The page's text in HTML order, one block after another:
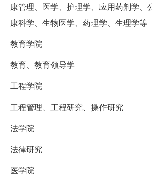
康管理、医学、护理学、应用药剂学、
康科学、生物医学、药理学、生理学等
教育学院
教育、教育领导学
工程学院
工程管理、工程研究、操作研究
法学院
法律研究
医学院